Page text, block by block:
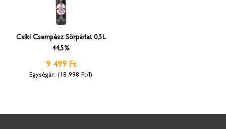
Csíki Csempész Sörpárlat 0,5L
44,5%
9 499 Ft
(18 998 Ft/l)